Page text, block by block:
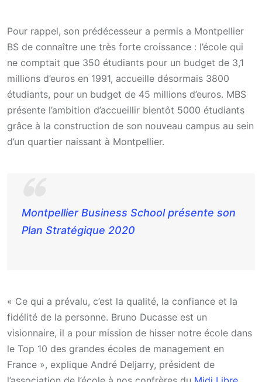
Pour rappel, son prédécesseur a permis a Montpellier
BS de connaître une très forte croissance : l’école qui
ne comptait que 350 étudiants pour un budget de 3,1
millions d’euros en 1991, accueille désormais 3800
étudiants, pour un budget de 45 millions d’euros. MBS
présente l’ambition d’accueillir bientôt 5000 étudiants
grâce à la construction de son nouveau campus au sein
d’un quartier naissant à Montpellier.
Montpellier Business School présente son
Plan Stratégique 2020
« Ce qui a prévalu, c’est la qualité, la confiance et la
fidélité de la personne. Bruno Ducasse est un
visionnaire, il a pour mission de hisser notre école dans
le Top 10 des grandes écoles de management en
France », explique André Deljarry, président de